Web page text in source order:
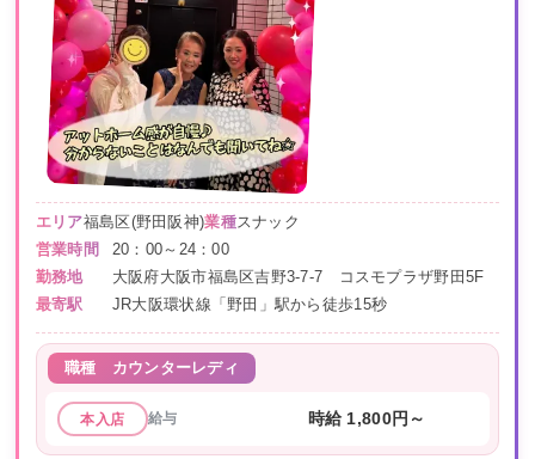
エリア福島区(野田阪神)業種スナック
営業時間
20：00～24：00
勤務地
大阪府大阪市福島区吉野3-7-7 コスモプラザ野田5F
最寄駅
JR大阪環状線「野田」駅から徒歩15秒
職種 カウンターレディ
本入店 給与 時給 1,800円～